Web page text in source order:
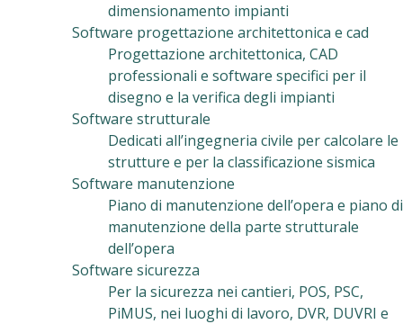
dimensionamento impianti
Software progettazione architettonica e cad
Progettazione architettonica, CAD
professionali e software specifici per il
disegno e la verifica degli impianti
Software strutturale
Dedicati all’ingegneria civile per calcolare le
strutture e per la classificazione sismica
Software manutenzione
Piano di manutenzione dell’opera e piano di
manutenzione della parte strutturale
dell’opera
Software sicurezza
Per la sicurezza nei cantieri, POS, PSC,
PiMUS, nei luoghi di lavoro, DVR, DUVRI e